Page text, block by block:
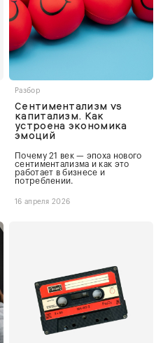
Разбор
Сентиментализм vs
капитализм. Как
устроена экономика
эмоций
Почему 21 век — эпоха нового
сентиментализма и как это
работает в бизнесе и
потреблении.
16 апреля 2026